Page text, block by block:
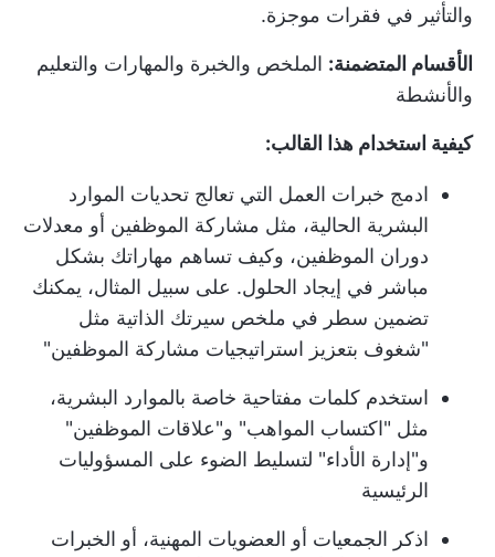
والتأثير في فقرات موجزة.
الأقسام المتضمنة: الملخص والخبرة والمهارات والتعليم
والأنشطة
كيفية استخدام هذا القالب:
ادمج خبرات العمل التي تعالج تحديات الموارد
البشرية الحالية، مثل مشاركة الموظفين أو معدلات
دوران الموظفين، وكيف تساهم مهاراتك بشكل
مباشر في إيجاد الحلول. على سبيل المثال، يمكنك
تضمين سطر في ملخص سيرتك الذاتية مثل
"شغوف بتعزيز استراتيجيات مشاركة الموظفين"
استخدم كلمات مفتاحية خاصة بالموارد البشرية،
مثل "اكتساب المواهب" و"علاقات الموظفين"
و"إدارة الأداء" لتسليط الضوء على المسؤوليات
الرئيسية
اذكر الجمعيات أو العضويات المهنية، أو الخبرات